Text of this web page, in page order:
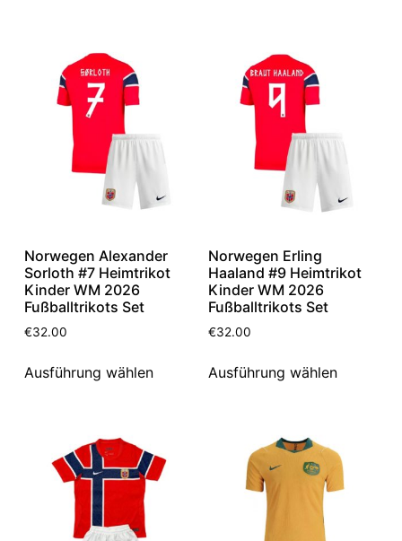
Norwegen Alexander
Sorloth #7 Heimtrikot
Kinder WM 2026
Fußballtrikots Set
€32.00
Ausführung wählen
Norwegen Erling
Haaland #9 Heimtrikot
Kinder WM 2026
Fußballtrikots Set
€32.00
Ausführung wählen